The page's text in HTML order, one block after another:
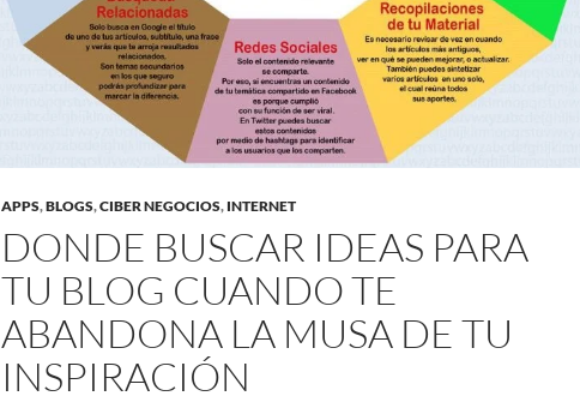
APPS,BLOGS,CIBER NEGOCIOS, INTERNET
DONDE BUSCAR IDEAS PARA
TU BLOG CUANDO TE
ABANDONA LA MUSA DE TU
INSPIRACIÓN